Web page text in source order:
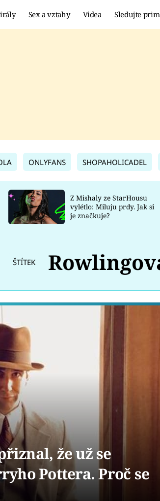
Sex a vztahy Videa Sledujte
ONLYFANS SHOPAHOLICADEL
Z Mishaly ze StarHousu
vylétlo: Miluju prdy. Jak si
je značkuje?
ŠTÍTEK
že už se
Pottera. Proč se